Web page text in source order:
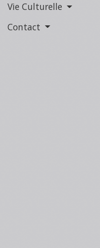
Vie Culturelle
Contact